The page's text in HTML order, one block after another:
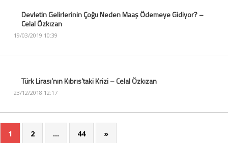
Devletin Gelirlerinin Çoğu Neden Maaş Ödemeye Gidiyor? –
Celal Özkızan
19/03/2019 10:39
Türk Lirası’nın Kıbrıs’taki Krizi – Celal Özkızan
23/12/2018 12:17
1 2 … 44 »